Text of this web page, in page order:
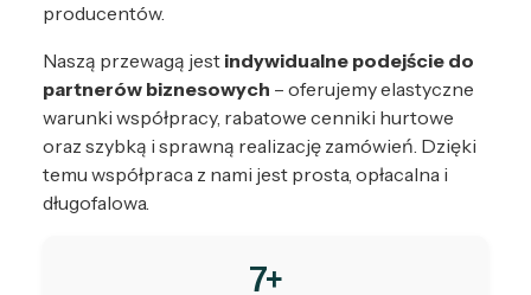
producentów.
Naszą przewagą jest indywidualne podejście do
partnerów biznesowych – oferujemy elastyczne
warunki współpracy, rabatowe cenniki hurtowe
oraz szybką i sprawną realizację zamówień. Dzięki
temu współpraca z nami jest prosta, opłacalna i
długofalowa.
7+